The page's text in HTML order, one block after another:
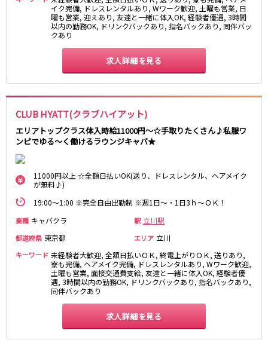
イク完備, ドレスレンタルあり, Wワーク歓迎, 土曜も営業, 日
曜も営業, 迎えあり, 友達と一緒に体入OK, 経験者優遇, 3時間
以内の勤務OK, ドリンクバックあり, 指名バックあり, 同伴バッ
クあり
求人詳細を見る
CLUB HYATT(クラブハイアット)
エリアトップクラス体入時給11000円～☆手取りたくさん♪私服ワ
ンピでゆる～く働けるラウンジキャバ★
11000円以上 ☆全額日払いOK(送り、ドレスレンタル、ヘアメイク
が無料♪)
19:00～1:00 ※完全自由出勤制 ※週1日～・1日3ｈ～ＯＫ！
業種 キャバクラ 駅 立川駅
都道府県 東京都 エリア 立川
キーワード 未経験者大歓迎, 全額日払いＯＫ, 終電上がりＯＫ, 送りあり,
寮も完備, ヘアメイク完備, ドレスレンタルあり, Wワーク歓迎,
土曜も営業, 面接交通費支給, 友達と一緒に体入OK, 経験者優
遇, 3時間以内の勤務OK, ドリンクバックあり, 指名バックあり,
同伴バックあり
求人詳細を見る
浅草駅
守谷駅
三郷中央駅
八潮駅
東急大井町線
自由が丘駅
大井町駅
二子玉川駅
旗の台駅
京急本線
京急川崎駅
横浜駅
日ノ出町駅
京急鶴見駅
京王井の頭線
吉祥寺駅
渋谷駅
神泉駅
下北沢駅
井の頭公園駅
明大前駅
池ノ上駅
JR八高線(八王子～高麗川)